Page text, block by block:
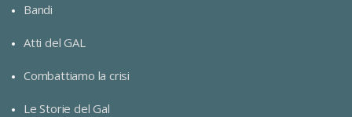
Bandi
Atti del GAL
Combattiamo la crisi
Le Storie del Gal